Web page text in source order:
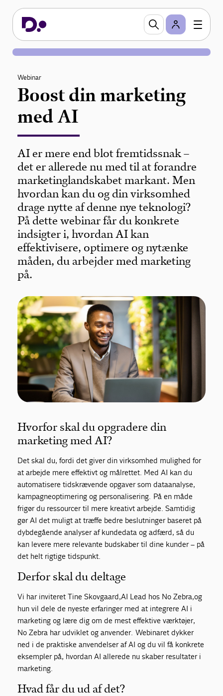
Webinar
Boost din marketing
med AI
AI er mere end blot fremtidssnak –
det er allerede nu med til at forandre
marketinglandskabet markant. Men
hvordan kan du og din virksomhed
drage nytte af denne nye teknologi?
På dette webinar får du konkrete
indsigter i, hvordan AI kan
effektivisere, optimere og nytænke
måden, du arbejder med marketing
på.
Hvorfor skal du opgradere din
marketing med AI?
Det skal du, fordi det giver din virksomhed mulighed for
at arbejde mere effektivt og målrettet. Med AI kan du
automatisere tidskrævende opgaver som dataanalyse,
kampagneoptimering og personalisering. På en måde
frigør du ressourcer til mere kreativt arbejde. Samtidig
gør AI det muligt at træffe bedre beslutninger baseret på
dybdegående analyser af kundedata og adfærd, så du
kan levere mere relevante budskaber til dine kunder – på
det helt rigtige tidspunkt.
Derfor skal du deltage
Vi har inviteret Tine Skovgaard,AI Lead hos No Zebra,og
hun vil dele de nyeste erfaringer med at integrere AI i
marketing og lære dig om de mest effektive værktøjer,
No Zebra har udviklet og anvender. Webinaret dykker
ned i de praktiske anvendelser af AI og du vil få konkrete
eksempler på, hvordan AI allerede nu skaber resultater i
marketing.
Hvad får du ud af det?